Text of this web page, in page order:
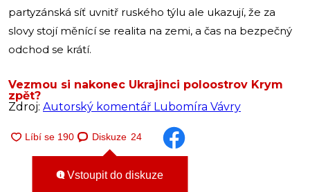
partyzánská síť uvnitř ruského týlu ale ukazují, že za
slovy stojí měnící se realita na zemi, a čas na bezpečný
odchod se krátí.
Vezmou si nakonec Ukrajinci poloostrov Krym
zpět?
Zdroj: Autorský komentář Lubomíra Vávry
Diskuze 24
Vstoupit do diskuze